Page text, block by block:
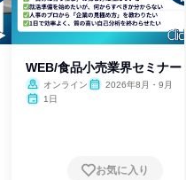
WEB/食品小売業界セミナー
オンライン
2026年8月・9月
1日
お気に入り